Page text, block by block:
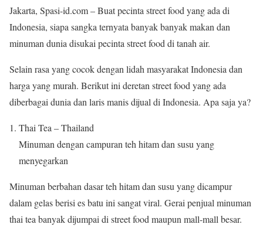
Jakarta, Spasi-id.com – Buat pecinta street food yang ada di
Indonesia, siapa sangka ternyata banyak banyak makan dan
minuman dunia disukai pecinta street food di tanah air.
Selain rasa yang cocok dengan lidah masyarakat Indonesia dan
harga yang murah. Berikut ini deretan street food yang ada
diberbagai dunia dan laris manis dijual di Indonesia. Apa saja ya?
Thai Tea – Thailand
Minuman dengan campuran teh hitam dan susu yang
menyegarkan
Minuman berbahan dasar teh hitam dan susu yang dicampur
dalam gelas berisi es batu ini sangat viral. Gerai penjual minuman
thai tea banyak dijumpai di street food maupun mall-mall besar.